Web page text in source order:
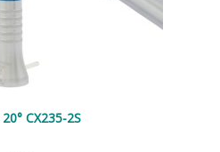
CX235-2S